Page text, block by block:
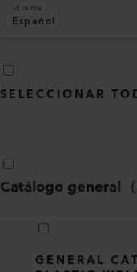
Idioma
Español
SELECCIONAR
Catálogo general (
GENERAL